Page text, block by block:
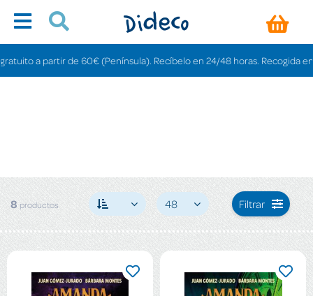
a partir de 60€ (Península). Recíbelo en 24/48 horas. Recogida en
8 productos 48 Filtrar